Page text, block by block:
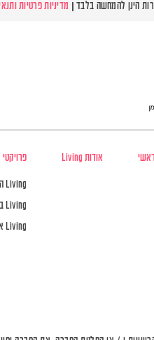
מדיניות פרטיות
ראשי אודות Living פרויקטי Living
Living הרקפות
Living בית בפארק
Living אשדוד